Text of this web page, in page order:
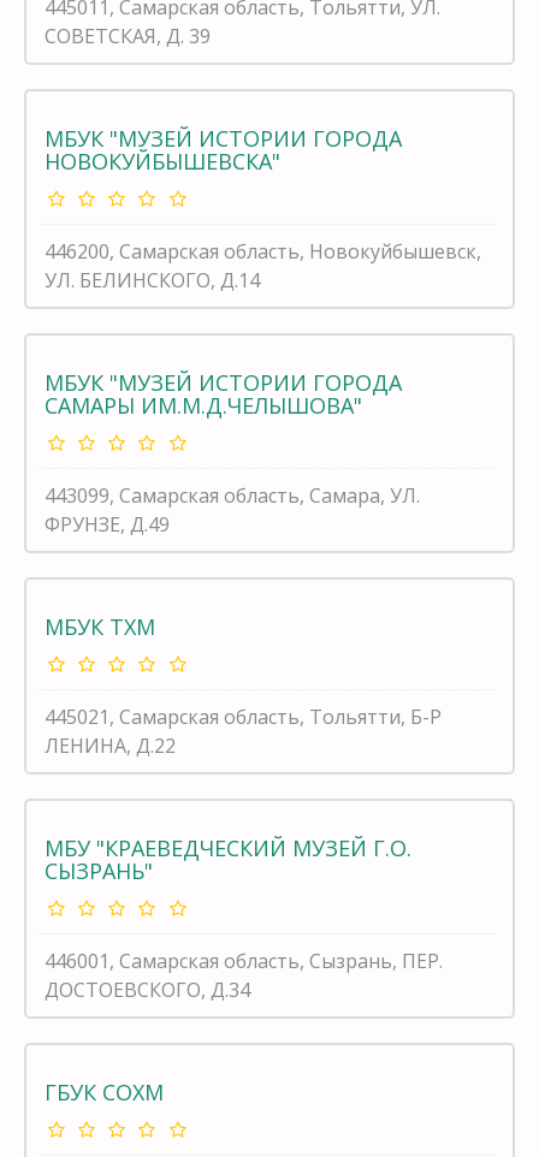
445011, Самарская область, Тольятти, УЛ.
СОВЕТСКАЯ, Д. 39
МБУК "МУЗЕЙ ИСТОРИИ ГОРОДА
НОВОКУЙБЫШЕВСКА"
446200, Самарская область, Новокуйбышевск,
УЛ. БЕЛИНСКОГО, Д.14
МБУК "МУЗЕЙ ИСТОРИИ ГОРОДА
САМАРЫ ИМ.М.Д.ЧЕЛЫШОВА"
443099, Самарская область, Самара, УЛ.
ФРУНЗЕ, Д.49
МБУК ТХМ
445021, Самарская область, Тольятти, Б-Р
ЛЕНИНА, Д.22
МБУ "КРАЕВЕДЧЕСКИЙ МУЗЕЙ Г.О.
СЫЗРАНЬ"
446001, Самарская область, Сызрань, ПЕР.
ДОСТОЕВСКОГО, Д.34
ГБУК СОХМ